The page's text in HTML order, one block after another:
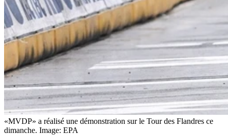
«MVDP» a réalisé une démonstration sur le Tour des Flandres ce
dimanche. Image: EPA